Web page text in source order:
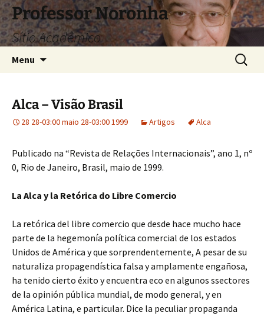
Pular
para
o
conteúdo
Professor Noronha
Sítio Acadêmico
Menu
por:
Alca – Visão Brasil
28 28-03:00 maio 28-03:00 1999 Artigos Alca
Publicado na “Revista de Relações Internacionais”, ano 1, nº
0, Rio de Janeiro, Brasil, maio de 1999.
La Alca y la Retórica do Libre Comercio
La retórica del libre comercio que desde hace mucho hace
parte de la hegemonía política comercial de los estados
Unidos de América y que sorprendentemente, A pesar de su
naturaliza propagendística falsa y amplamente engañosa,
ha tenido cierto éxito y encuentra eco en algunos ssectores
de la opinión pública mundial, de modo general, y en
América Latina, e particular. Dice la peculiar propaganda